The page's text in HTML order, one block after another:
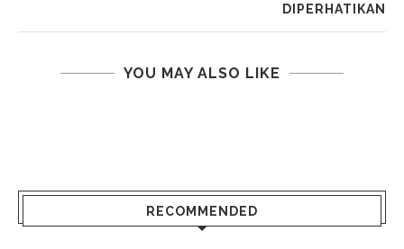
DIPERHATIKAN
YOU MAY ALSO LIKE
RECOMMENDED